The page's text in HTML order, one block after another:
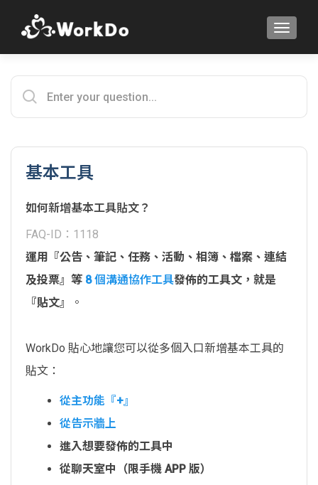
基本工具
如何新增基本工具貼文？
FAQ-ID：1118
運用『公告、筆記、任務、活動、相簿、檔案、連結
及投票』等 8 個溝通協作工具發佈的工具文，就是
『貼文』
。
WorkDo 貼心地讓您可以從多個入口新增基本工具的
貼文：
從主功能『+』
從告示牆上
進入想要發佈的工具中
從聊天室中（限手機 APP 版）